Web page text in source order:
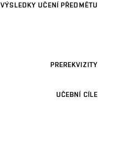
VÝSLEDKY UČENÍ PŘEDMĚTU
PREREKVIZITY
UČEBNÍ CÍLE